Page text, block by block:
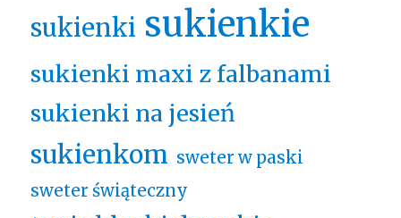
sukienki sukienkie
sukienki maxi z falbanami
sukienki na jesień
sukienkom sweter w paski
sweter świąteczny